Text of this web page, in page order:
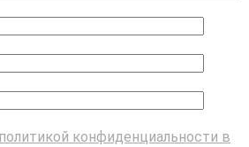
политикой конфиденциальности в